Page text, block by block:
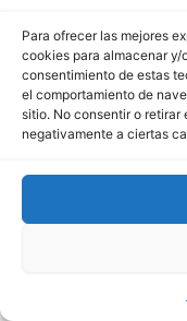
Para ofrecer las mejores
cookies para almacenar y/
consentimiento de estas
el comportamiento de
sitio. No consentir o
negativamente a ciertas
Todos los